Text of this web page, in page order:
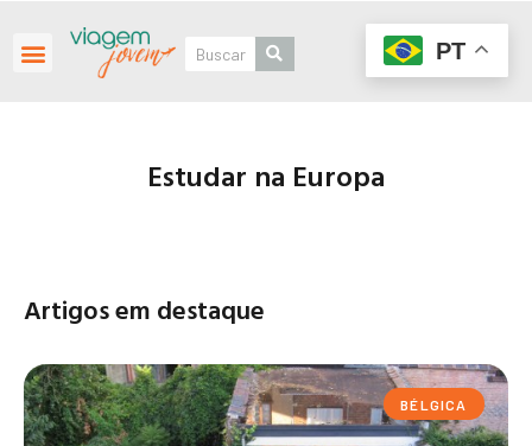
Estudar na Europa
Artigos em destaque
BÉLGICA
PT